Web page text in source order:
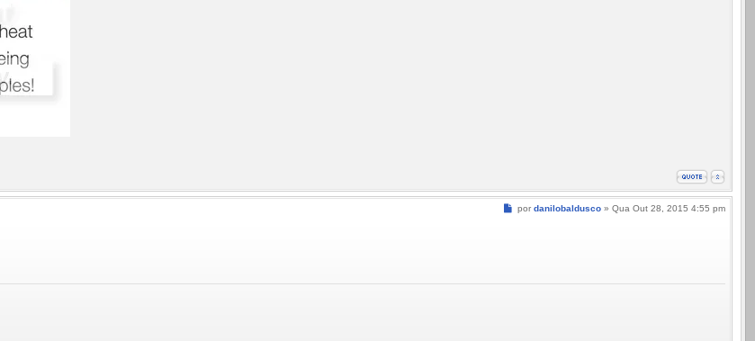
Mensagem
por danilobaldusco » Qua Out 28, 2015 4:55 pm